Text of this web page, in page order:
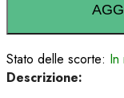
Stato delle scorte: In
Descrizione: